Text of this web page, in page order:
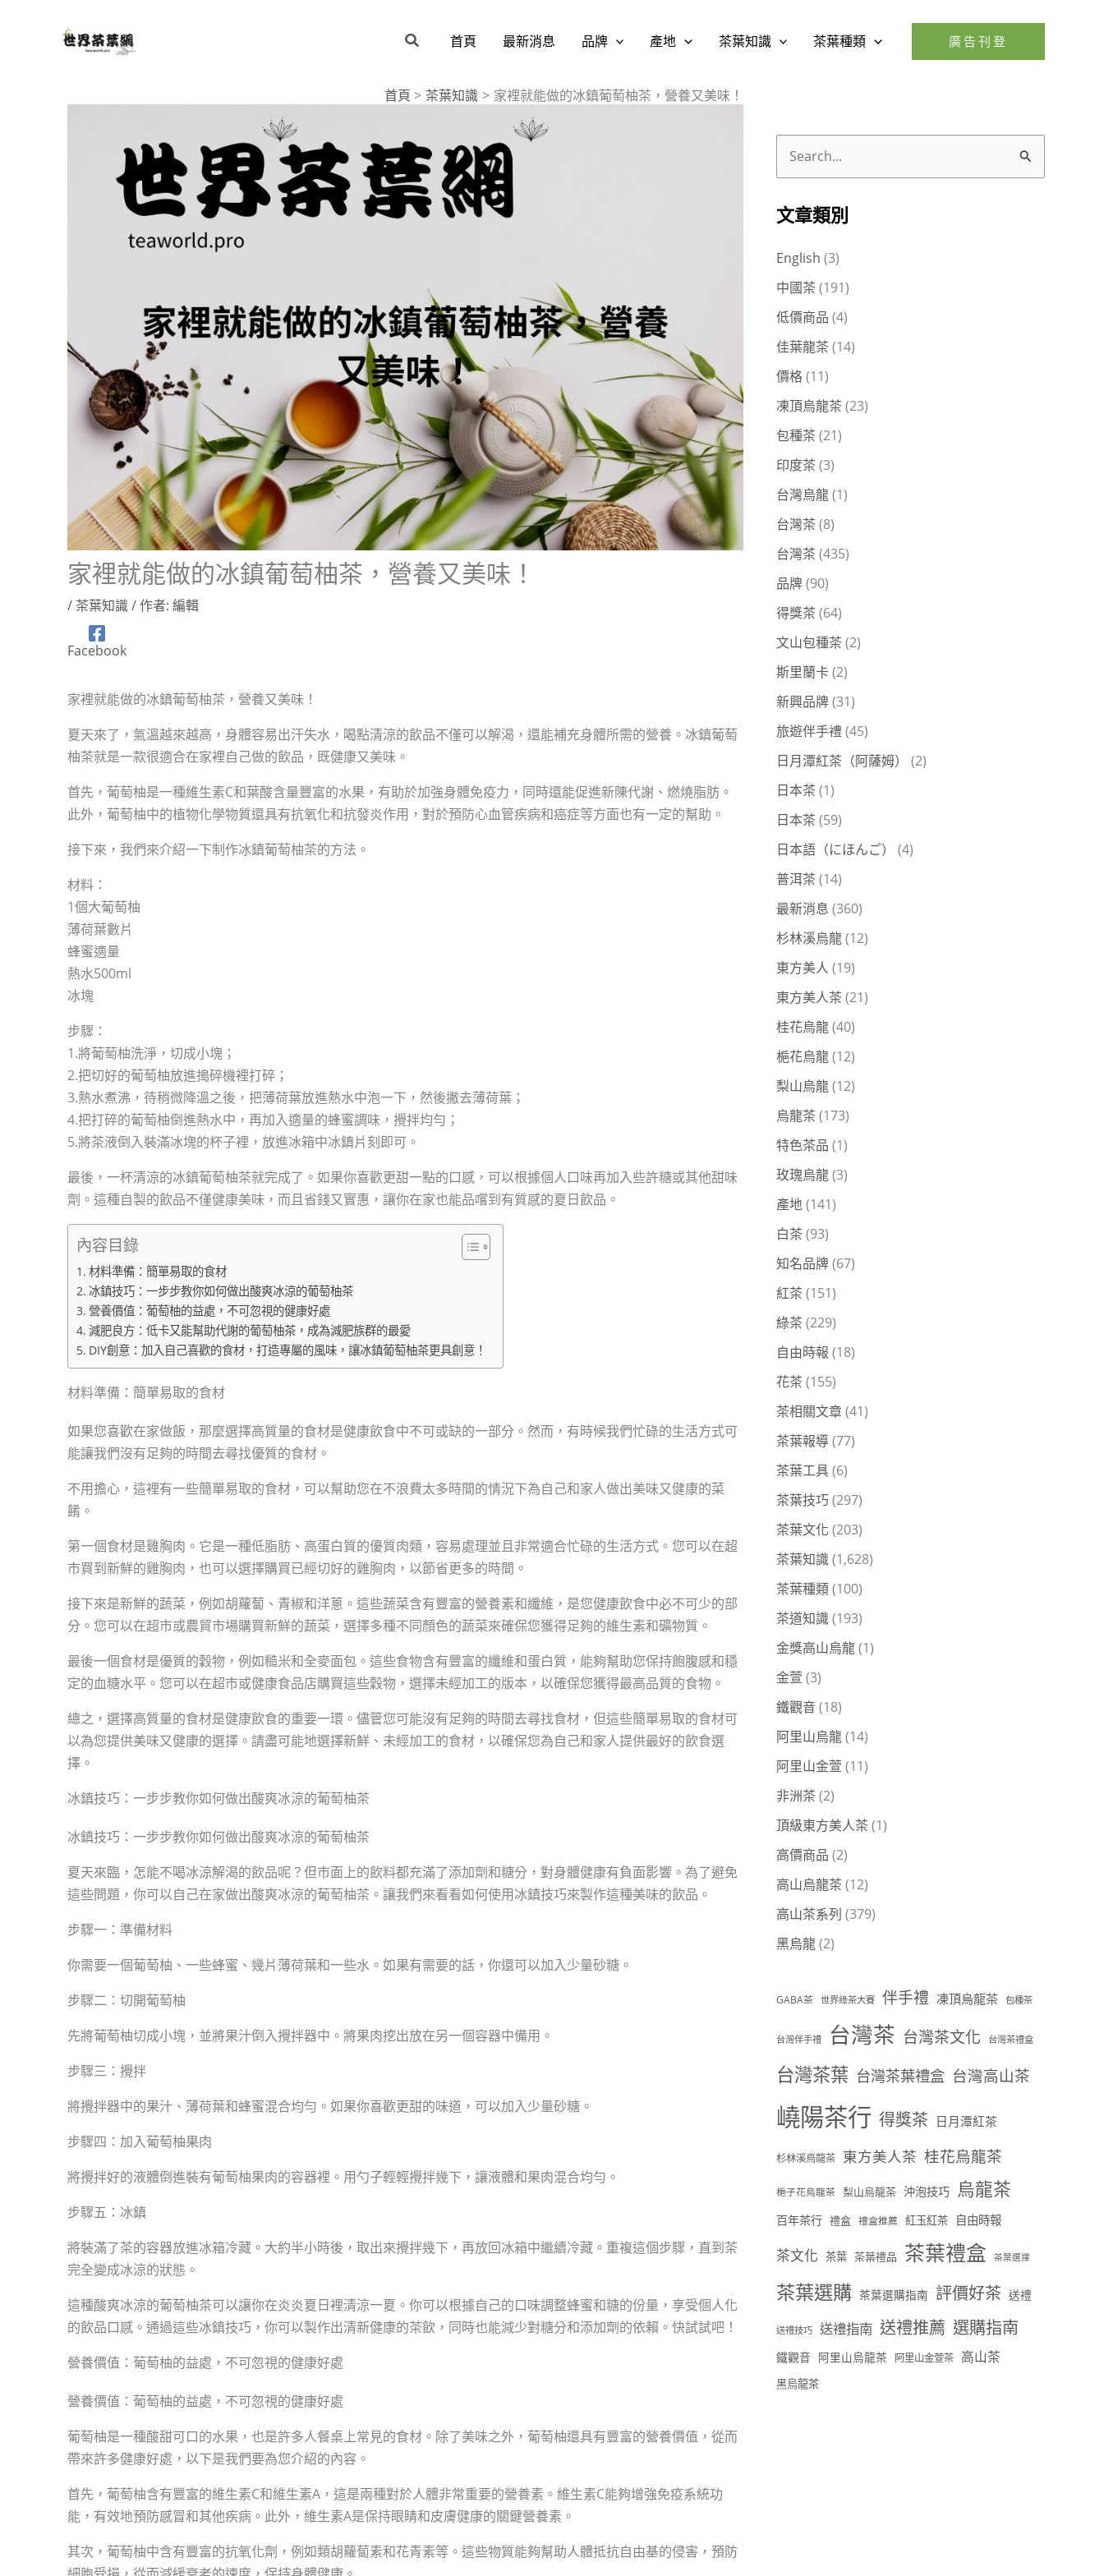
搜
首頁 最新消息 品牌 產地 茶葉知識 茶葉種類 廣告刊登
首頁 茶葉知識 家裡就能做的冰鎮葡萄柚茶，營養又美味！
家裡就能做的冰鎮葡萄柚茶，營養又美味！
/ 茶葉知識/ 作者: 編輯
Facebook
家裡就能做的冰鎮葡萄柚茶，營養又美味！
夏天來了，氣溫越來越高，身體容易出汗失水，喝點清涼的飲品不僅可以解渴，還能補充身體所需的營養。冰鎮葡萄
柚茶就是一款很適合在家裡自己做的飲品，既健康又美味。
首先，葡萄柚是一種維生素C和葉酸含量豐富的水果，有助於加強身體免疫力，同時還能促進新陳代謝、燃燒脂肪。
此外，葡萄柚中的植物化學物質還具有抗氧化和抗發炎作用，對於預防心血管疾病和癌症等方面也有一定的幫助。
接下來，我們來介紹一下制作冰鎮葡萄柚茶的方法。
材料：
1個大葡萄柚
薄荷葉數片
蜂蜜適量
熱水500ml
冰塊
步驟：
1.將葡萄柚洗淨，切成小塊；
2.把切好的葡萄柚放進搗碎機裡打碎；
3.熱水煮沸，待稍微降溫之後，把薄荷葉放進熱水中泡一下，然後撇去薄荷葉；
4.把打碎的葡萄柚倒進熱水中，再加入適量的蜂蜜調味，攪拌均勻；
5.將茶液倒入裝滿冰塊的杯子裡，放進冰箱中冰鎮片刻即可。
最後，一杯清涼的冰鎮葡萄柚茶就完成了。如果你喜歡更甜一點的口感，可以根據個人口味再加入些許糖或其他甜味
劑。這種自製的飲品不僅健康美味，而且省錢又實惠，讓你在家也能品嚐到有質感的夏日飲品。
內容目錄
材料準備：簡單易取的食材
冰鎮技巧：一步步教你如何做出酸爽冰涼的葡萄柚茶
營養價值：葡萄柚的益處，不可忽視的健康好處
減肥良方：低卡又能幫助代謝的葡萄柚茶，成為減肥族群的最愛
DIY創意：加入自己喜歡的食材，打造專屬的風味，讓冰鎮葡萄柚茶更具創意！
材料準備：簡單易取的食材
如果您喜歡在家做飯，那麼選擇高質量的食材是健康飲食中不可或缺的一部分。然而，有時候我們忙碌的生活方式可
能讓我們沒有足夠的時間去尋找優質的食材。
不用擔心，這裡有一些簡單易取的食材，可以幫助您在不浪費太多時間的情況下為自己和家人做出美味又健康的菜
餚。
第一個食材是雞胸肉。它是一種低脂肪、高蛋白質的優質肉類，容易處理並且非常適合忙碌的生活方式。您可以在超
市買到新鮮的雞胸肉，也可以選擇購買已經切好的雞胸肉，以節省更多的時間。
接下來是新鮮的蔬菜，例如胡蘿蔔、青椒和洋蔥。這些蔬菜含有豐富的營養素和纖維，是您健康飲食中必不可少的部
分。您可以在超市或農貿市場購買新鮮的蔬菜，選擇多種不同顏色的蔬菜來確保您獲得足夠的維生素和礦物質。
最後一個食材是優質的穀物，例如糙米和全麥面包。這些食物含有豐富的纖維和蛋白質，能夠幫助您保持飽腹感和穩
定的血糖水平。您可以在超市或健康食品店購買這些穀物，選擇未經加工的版本，以確保您獲得最高品質的食物。
總之，選擇高質量的食材是健康飲食的重要一環。儘管您可能沒有足夠的時間去尋找食材，但這些簡單易取的食材可
以為您提供美味又健康的選擇。請盡可能地選擇新鮮、未經加工的食材，以確保您為自己和家人提供最好的飲食選
擇。
冰鎮技巧：一步步教你如何做出酸爽冰涼的葡萄柚茶
冰鎮技巧：一步步教你如何做出酸爽冰涼的葡萄柚茶
夏天來臨，怎能不喝冰涼解渴的飲品呢？但市面上的飲料都充滿了添加劑和糖分，對身體健康有負面影響。為了避免
這些問題，你可以自己在家做出酸爽冰涼的葡萄柚茶。讓我們來看看如何使用冰鎮技巧來製作這種美味的飲品。
步驟一：準備材料
你需要一個葡萄柚、一些蜂蜜、幾片薄荷葉和一些水。如果有需要的話，你還可以加入少量砂糖。
步驟二：切開葡萄柚
先將葡萄柚切成小塊，並將果汁倒入攪拌器中。將果肉挖出放在另一個容器中備用。
步驟三：攪拌
將攪拌器中的果汁、薄荷葉和蜂蜜混合均勻。如果你喜歡更甜的味道，可以加入少量砂糖。
步驟四：加入葡萄柚果肉
將攪拌好的液體倒進裝有葡萄柚果肉的容器裡。用勺子輕輕攪拌幾下，讓液體和果肉混合均勻。
步驟五：冰鎮
將裝滿了茶的容器放進冰箱冷藏。大約半小時後，取出來攪拌幾下，再放回冰箱中繼續冷藏。重複這個步驟，直到茶
完全變成冰涼的狀態。
這種酸爽冰涼的葡萄柚茶可以讓你在炎炎夏日裡清涼一夏。你可以根據自己的口味調整蜂蜜和糖的份量，享受個人化
的飲品口感。通過這些冰鎮技巧，你可以製作出清新健康的茶飲，同時也能減少對糖分和添加劑的依賴。快試試吧！
營養價值：葡萄柚的益處，不可忽視的健康好處
營養價值：葡萄柚的益處，不可忽視的健康好處
葡萄柚是一種酸甜可口的水果，也是許多人餐桌上常見的食材。除了美味之外，葡萄柚還具有豐富的營養價值，從而
帶來許多健康好處，以下是我們要為您介紹的內容。
首先，葡萄柚含有豐富的維生素C和維生素A，這是兩種對於人體非常重要的營養素。維生素C能夠增強免疫系統功
能，有效地預防感冒和其他疾病。此外，維生素A是保持眼睛和皮膚健康的關鍵營養素。
其次，葡萄柚中含有豐富的抗氧化劑，例如類胡蘿蔔素和花青素等。這些物質能夠幫助人體抵抗自由基的侵害，預防
關
字
:
文章類別
English (3)
中國茶 (191)
低價商品 (4)
佳葉龍茶 (14)
價格(11)
凍頂烏龍茶 (23)
包種茶 (21)
印度茶 (3)
台灣烏龍(1)
台灣茶 (8)
台灣茶 (435)
品牌(90)
得獎茶 (64)
文山包種茶 (2)
斯里蘭卡(2)
新興品牌(31)
旅遊伴手禮(45)
日月潭紅茶（阿薩姆）
(2)
日本茶 (1)
日本茶 (59)
日本語（にほんご）
(4)
普洱茶 (14)
最新消息 (360)
杉林溪烏龍(12)
東方美人 (19)
東方美人茶 (21)
桂花烏龍(40)
梔花烏龍(12)
梨山烏龍(12)
烏龍茶 (173)
特色茶品 (1)
玫瑰烏龍(3)
產地(141)
白茶 (93)
知名品牌(67)
紅茶 (151)
綠茶 (229)
自由時報 (18)
花茶 (155)
茶相關文章(41)
茶葉報導(77)
茶葉工具(6)
茶葉技巧(297)
茶葉文化 (203)
茶葉知識(1,628)
茶葉種類(100)
茶道知識(193)
金獎高山烏龍(1)
金萱 (3)
鐵觀音 (18)
阿里山烏龍(14)
阿里山金萱 (11)
非洲茶 (2)
頂級東方美人茶 (1)
高價商品 (2)
高山烏龍茶 (12)
高山茶系列 (379)
黑烏龍(2)
GABA茶 世界綠茶大賽 伴手禮 凍頂烏龍茶 包種茶
台灣伴手禮 台灣茶 台灣茶文化 台灣茶禮盒
台灣茶葉 台灣茶葉禮盒 台灣高山茶
嶢陽茶行 得獎茶 日月潭紅茶
杉林溪烏龍茶 東方美人茶 桂花烏龍茶
梔子花烏龍茶 梨山烏龍茶 沖泡技巧 烏龍茶
百年茶行 禮盒 禮盒推薦 紅玉紅茶 自由時報
茶文化 茶葉 茶葉禮品 茶葉禮盒 茶葉選擇
茶葉選購 茶葉選購指南 評價好茶 送禮
送禮技巧 送禮指南 送禮推薦 選購指南
鐵觀音 阿里山烏龍茶 阿里山金萱茶 高山茶
黑烏龍茶